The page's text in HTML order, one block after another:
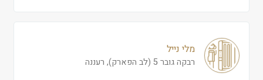
מלי נייל
רבקה גובר 5 (לב הפארק), רעננה